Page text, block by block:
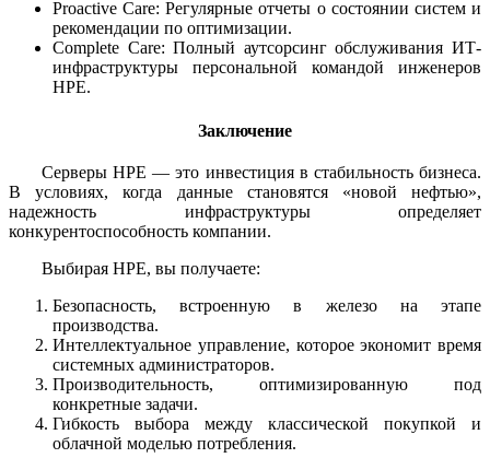
Proactive Care: Регулярные отчеты о состоянии систем и
рекомендации по оптимизации.
Complete Care: Полный аутсорсинг обслуживания ИТ-
инфраструктуры персональной командой инженеров
HPE.
Заключение
Серверы HPE — это инвестиция в стабильность бизнеса.
В условиях, когда данные становятся «новой нефтью»,
надежность инфраструктуры определяет
конкурентоспособность компании.
Выбирая HPE, вы получаете:
Безопасность, встроенную в железо на этапе
производства.
Интеллектуальное управление, которое экономит время
системных администраторов.
Производительность, оптимизированную под
конкретные задачи.
Гибкость выбора между классической покупкой и
облачной моделью потребления.